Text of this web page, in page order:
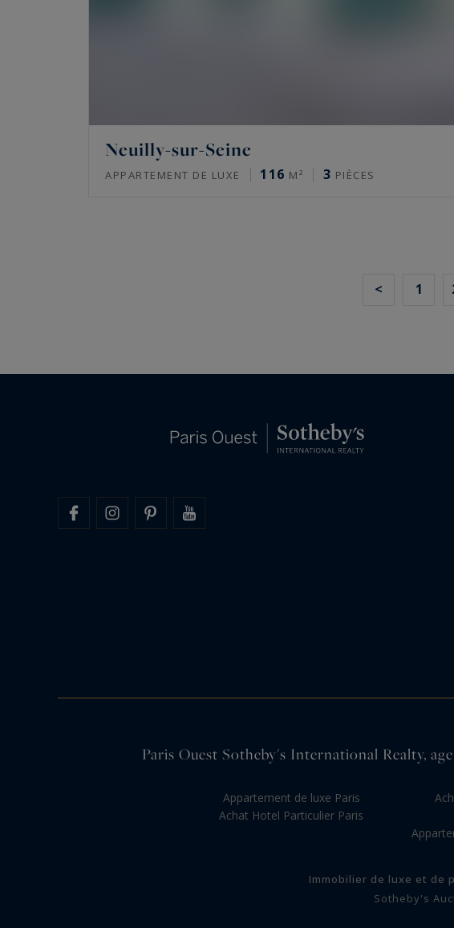
Neuilly-sur-Seine
APPARTEMENT DE LUXE 116 M² 3 PIÈCES
< 1
Paris Ouest Sotheby's International Realty,
Appartement de luxe Paris
Achat Hotel Particulier Paris
Immobilier de luxe et de
Sotheby's